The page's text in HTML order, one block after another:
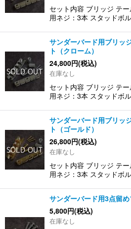
セット内容 ブリッジ テ
用ネジ：3本 スタッドボ
サンダーバード用ブリッ
ト（クローム）
24,800円(税込)
在庫なし
セット内容 ブリッジ テ
用ネジ：3本 スタッドボ
サンダーバード用ブリッ
ト（ゴールド）
26,800円(税込)
在庫なし
セット内容 ブリッジ テ
用ネジ：3本 スタッドボ
サンダーバード用3点留
5,800円(税込)
在庫なし